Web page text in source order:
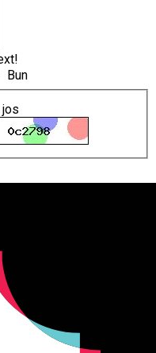
Bun
jos
în Chișinău. Descoperă